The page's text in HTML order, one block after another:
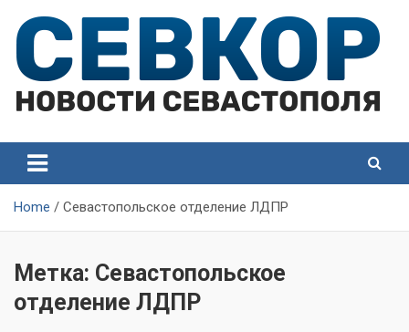
content
Севастополя
Севастополя
Home Севастопольское отделение ЛДПР
Метка: Севастопольское
отделение ЛДПР